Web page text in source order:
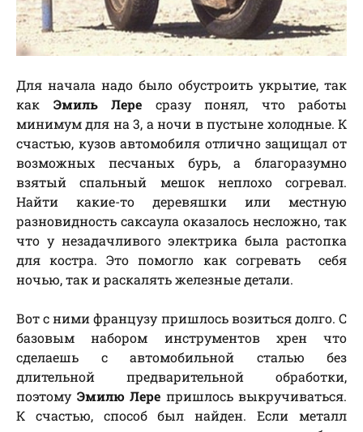
Для начала надо было обустроить укрытие, так
как Эмиль Лере сразу понял, что работы
минимум для на 3, а ночи в пустыне холодные. К
счастью, кузов автомобиля отлично защищал от
возможных песчаных бурь, а благоразумно
взятый спальный мешок неплохо согревал.
Найти какие-то деревяшки или местную
разновидность саксаула оказалось несложно, так
что у незадачливого электрика была растопка
для костра. Это помогло как согревать себя
ночью, так и раскалять железные детали.
Вот с ними французу пришлось возиться долго. С
базовым набором инструментов хрен что
сделаешь с автомобильной сталью без
длительной предварительной обработки,
поэтому Эмилю Лере пришлось выкручиваться.
К счастью, способ был найден. Если металл